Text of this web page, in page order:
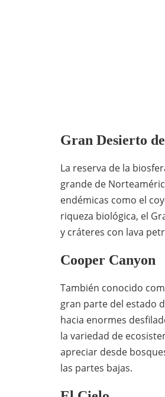
Gran Desierto
La reserva de la
grande de
endémicas como el
riqueza biológica, el
y cráteres con lava
Cooper Canyon
También conocido
gran parte del estado
hacia enormes
la variedad de
apreciar desde
las partes bajas.